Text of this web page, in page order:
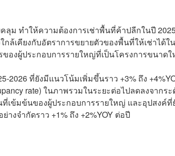
ลุม ทำให้ความต้องการเช่าพื้นที่ค้าปลีกในปี
กล้เคียงกับอัตราการขยายตัวของพื้นที่ให้เช่าได้
องผู้ประกอบการรายใหญ่ที่เป็นโครงการขนาด
ที่ยังมีแนวโน้มเพิ่มขึ้นราว +3% ถึง
rate) ในภาพรวมในระยะต่อไปลดลงจากร
เข้มข้นของผู้ประกอบการรายใหญ่ และอุปสงค์
งจำกัดราว +1% ถึง +2%YOY ต่อปี